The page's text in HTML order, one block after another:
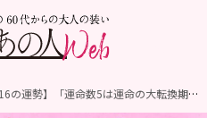
【2/10～2/16の運勢】「運命数5は運命の大転換期！理想の自分に向けて頑張ることで大きな変化が！」「運命数7はイメージチェンジが幸運への糸口に！」章月綾乃先生の週間数秘術占い